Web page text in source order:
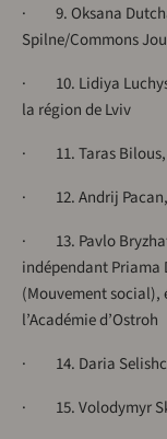
· 9. Oksana
Spilne/Commons
· 10. Lidiya
la région de Lviv
· 11. Taras Bilous,
· 12. Andrij
· 13. Pavlo
indépendant Priama
(Mouvement social),
l’Académie d’Ostroh
· 14. Daria
· 15. Volodymyr